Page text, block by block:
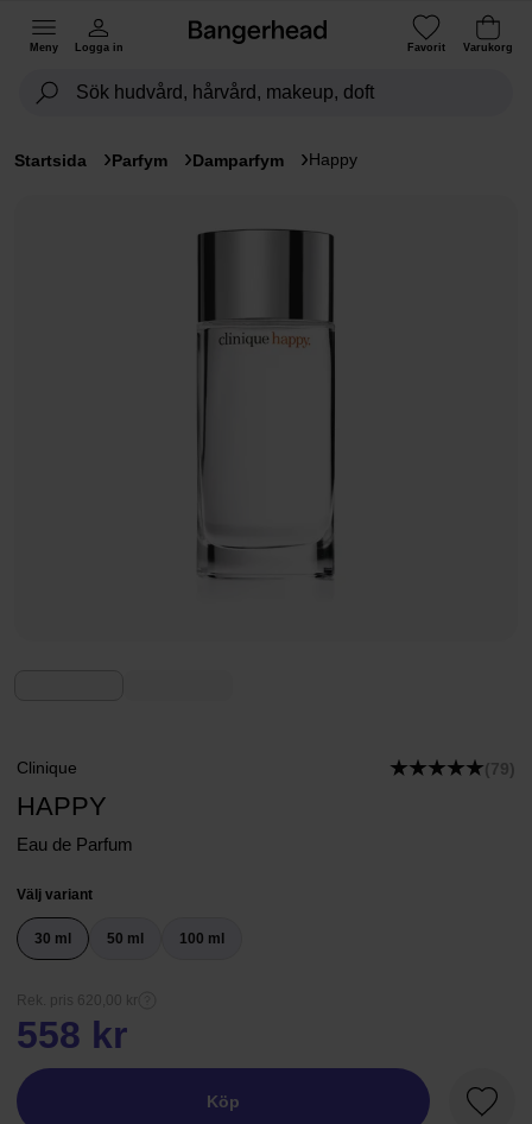
Meny Logga in Favorit Varukorg
Startsida Parfym Damparfym Happy
Clinique (79)
HAPPY
Eau de Parfum
Välj variant
30 ml 50 ml 100 ml
Rek. pris 620,00 kr
558 kr
Köp